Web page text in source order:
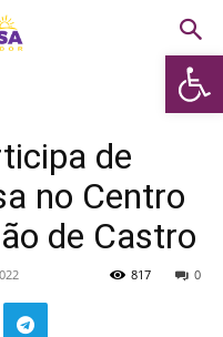
Abrir
de
no Centro
de Castro
0
817